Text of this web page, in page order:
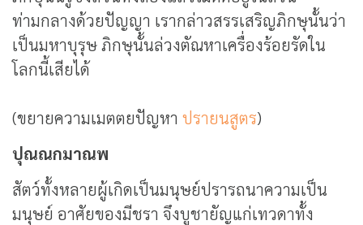
ท่ามกลางด้วยปัญญา เรากล่าวสรรเสริญภิกษุนั้นว่า
เป็นมหาบุรุษ ภิกษุนั้นล่วงตัณหาเครื่องร้อยรัดใน
โลกนี้เสียได้
(ขยายความเมตตยปัญหา ปรายนสูตร)
ปุณณกมาณพ
สัตว์ทั้งหลายผู้เกิดเป็นมนุษย์ปรารถนาความเป็น
มนุษย์ อาศัยของมีชรา จึงบูชายัญแก่เทวดาทั้ง